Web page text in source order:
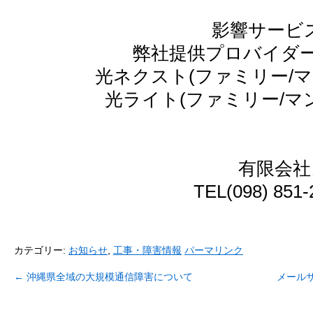
影響サービ
弊社提供プロバイダ
光ネクスト(ファミリー/
光ライト(ファミリー/マ
有限会
TEL(098)
カテゴリー: お知らせ 工事・障害情報 パーマリンク
← 沖縄県全域の大規模通信障害について メール